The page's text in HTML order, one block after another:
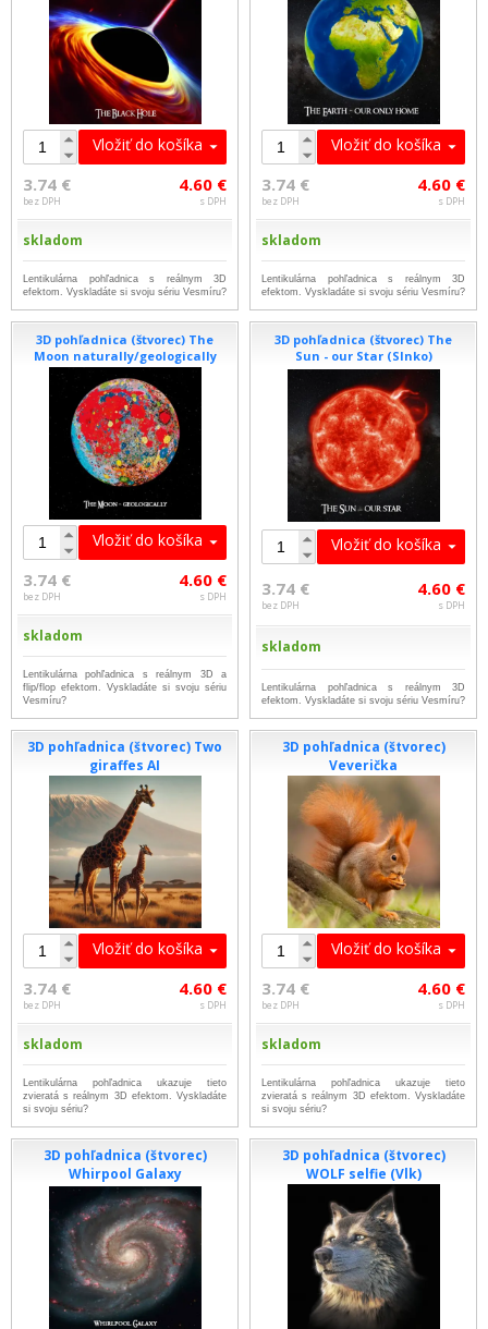
Vložiť do košíka
3.74 €
bez DPH
4.60 €
s DPH
skladom
Lentikulárna pohľadnica s reálnym 3D
efektom. Vyskladáte si svoju sériu Vesmíru?
Vložiť do košíka
3.74 €
bez DPH
4.60 €
s DPH
skladom
Lentikulárna pohľadnica s reálnym 3D
efektom. Vyskladáte si svoju sériu Vesmíru?
3D pohľadnica (štvorec) The
Moon naturally/geologically
Vložiť do košíka
3.74 €
bez DPH
4.60 €
s DPH
skladom
Lentikulárna pohľadnica s reálnym 3D a
flip/flop efektom. Vyskladáte si svoju sériu
Vesmíru?
3D pohľadnica (štvorec) The
Sun - our Star (Slnko)
Vložiť do košíka
3.74 €
bez DPH
4.60 €
s DPH
skladom
Lentikulárna pohľadnica s reálnym 3D
efektom. Vyskladáte si svoju sériu Vesmíru?
3D pohľadnica (štvorec) Two
giraffes AI
Vložiť do košíka
3.74 €
bez DPH
4.60 €
s DPH
skladom
Lentikulárna pohľadnica ukazuje tieto
zvieratá s reálnym 3D efektom. Vyskladáte
si svoju sériu?
3D pohľadnica (štvorec)
Veverička
Vložiť do košíka
3.74 €
bez DPH
4.60 €
s DPH
skladom
Lentikulárna pohľadnica ukazuje tieto
zvieratá s reálnym 3D efektom. Vyskladáte
si svoju sériu?
3D pohľadnica (štvorec)
Whirpool Galaxy
3D pohľadnica (štvorec)
WOLF selfie (Vlk)